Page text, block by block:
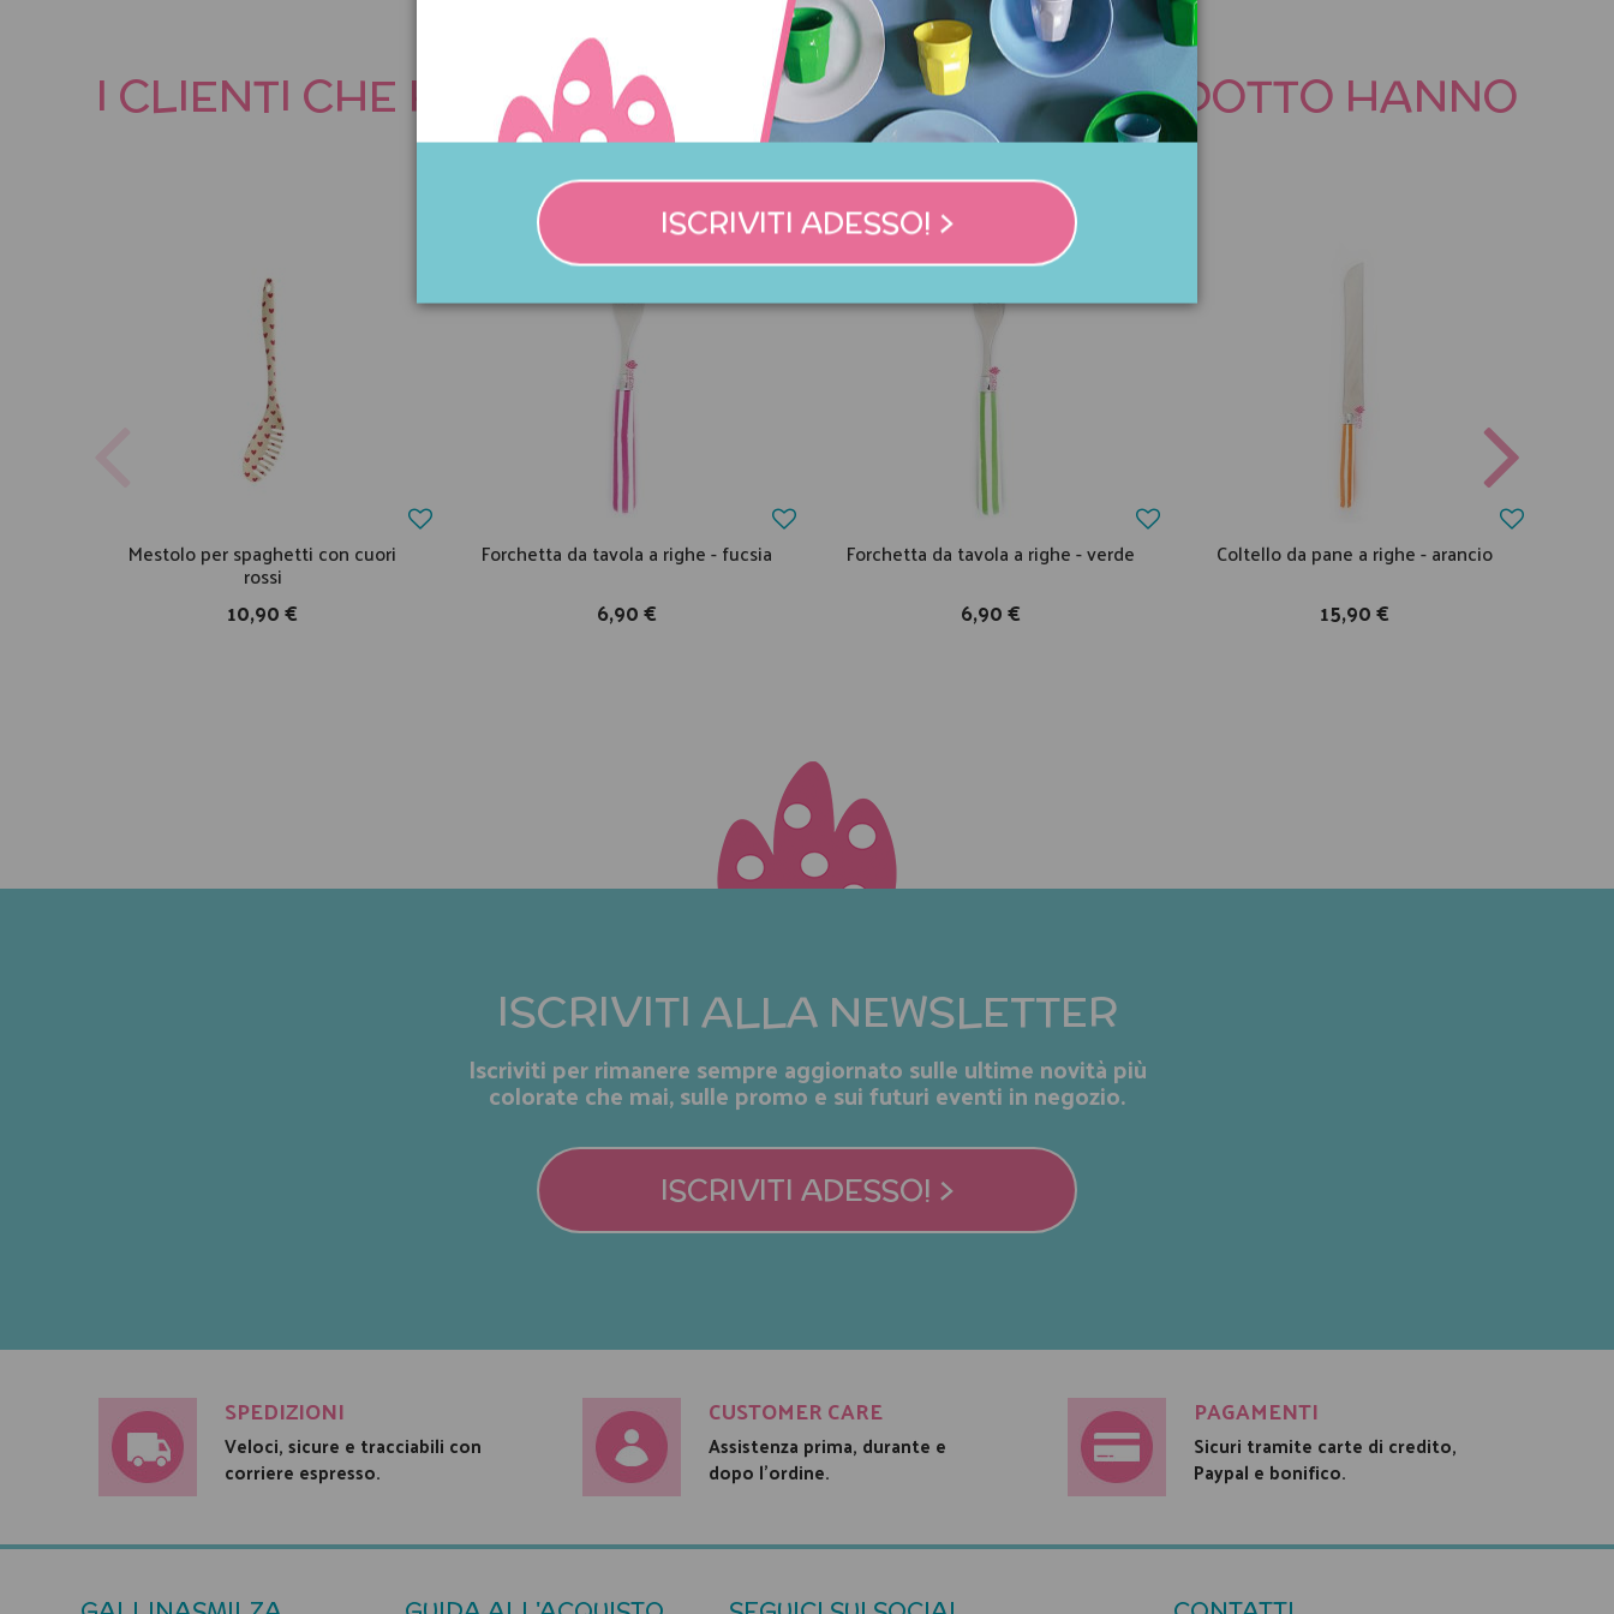
I CLIENTI CHE HANNO ACQUISTATO QUESTO PRODOTTO HANNO
COMPRATO ANCHE:
Mestolo per spaghetti con cuori
rossi
10,90 €
Forchetta da tavola a righe - fucsia
6,90 €
Forchetta da tavola a righe - verde
6,90 €
Coltello da pane a righe - arancio
15,90 €
ISCRIVITI ALLA NEWSLETTER
Iscriviti per rimanere sempre aggiornato sulle ultime novità più
colorate che mai, sulle promo e sui futuri eventi in negozio.
ISCRIVITI ADESSO! >
SPEDIZIONI
Veloci, sicure e tracciabili con
corriere espresso.
CUSTOMER CARE
Assistenza prima, durante e
dopo l'ordine.
PAGAMENTI
Sicuri tramite carte di credito,
Paypal e bonifico.
ISCRIVITI ADESSO! >